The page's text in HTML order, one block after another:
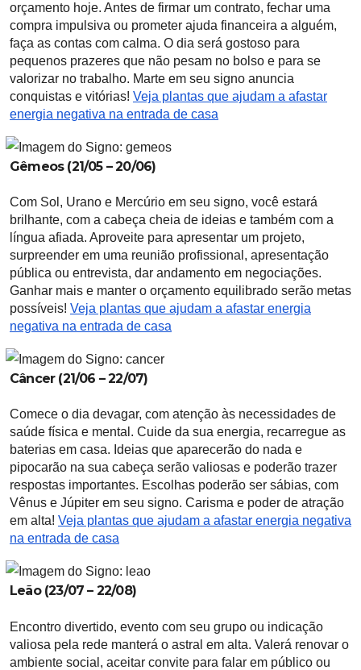
orçamento hoje. Antes de firmar um contrato, fechar uma
compra impulsiva ou prometer ajuda financeira a alguém,
faça as contas com calma. O dia será gostoso para
pequenos prazeres que não pesam no bolso e para se
valorizar no trabalho. Marte em seu signo anuncia
conquistas e vitórias! Veja plantas que ajudam a afastar
energia negativa na entrada de casa
Gêmeos (21/05 – 20/06)
Com Sol, Urano e Mercúrio em seu signo, você estará
brilhante, com a cabeça cheia de ideias e também com a
língua afiada. Aproveite para apresentar um projeto,
surpreender em uma reunião profissional, apresentação
pública ou entrevista, dar andamento em negociações.
Ganhar mais e manter o orçamento equilibrado serão metas
possíveis! Veja plantas que ajudam a afastar energia
negativa na entrada de casa
Câncer (21/06 – 22/07)
Comece o dia devagar, com atenção às necessidades de
saúde física e mental. Cuide da sua energia, recarregue as
baterias em casa. Ideias que aparecerão do nada e
pipocarão na sua cabeça serão valiosas e poderão trazer
respostas importantes. Escolhas poderão ser sábias, com
Vênus e Júpiter em seu signo. Carisma e poder de atração
em alta! Veja plantas que ajudam a afastar energia negativa
na entrada de casa
Leão (23/07 – 22/08)
Encontro divertido, evento com seu grupo ou indicação
valiosa pela rede manterá o astral em alta. Valerá renovar o
ambiente social, aceitar convite para falar em público ou